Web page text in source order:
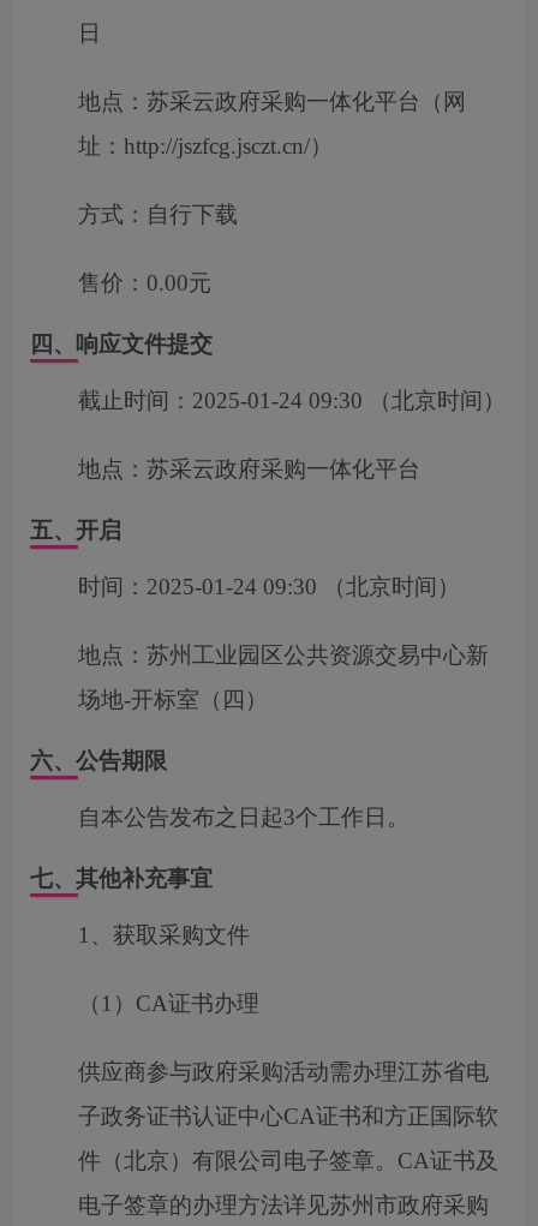
日
地点： 苏采云政府采购一体化平台（网
址：http://jszfcg.jsczt.cn/）
方式： 自行下载
售价： 0.00元
四、响应文件提交
截止时间： 2025-01-24 09:30 （北京时间）
地点： 苏采云政府采购一体化平台
五、开启
时间： 2025-01-24 09:30 （北京时间）
地点： 苏州工业园区公共资源交易中心新
场地-开标室（四）
六、公告期限
自本公告发布之日起3个工作日。
七、其他补充事宜
1 、获取采购文件
（ 1 ） CA证书办理
供应商参与政府采购活动需办理江苏省电
子政务证书认证中心CA证书和方正国际软
件（北京）有限公司电子签章。 CA证书及
电子签章的办理方法详见苏州市政府采购